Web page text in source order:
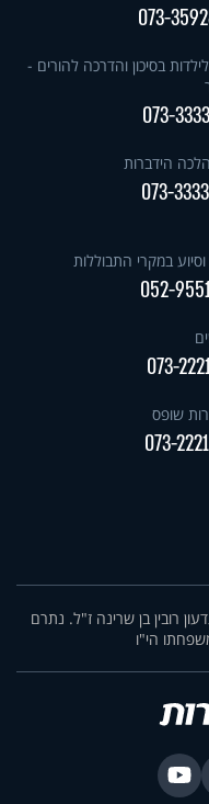
073-
בסיכון והדרכה להורים -
073-
הידברות
073-
וסיוע במקרי התבוללות
052-
073-
שופס
073-
רובין בן שרינה ז"ל. נתרם
הי"ו